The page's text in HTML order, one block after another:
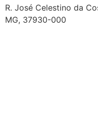
R. José Celestino da
MG, 37930-000